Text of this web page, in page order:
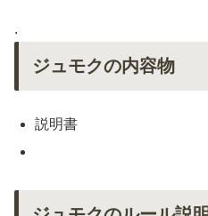
.
ジュモクの内容物
説明書